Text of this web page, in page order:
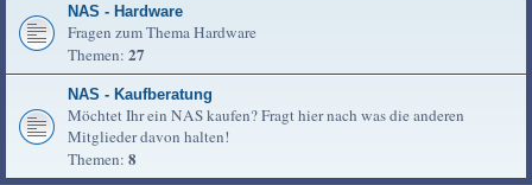
NAS - Hardware
Fragen zum Thema Hardware
Themen: 27
NAS - Kaufberatung
Möchtet Ihr ein NAS kaufen? Fragt hier nach was die anderen
Mitglieder davon halten!
Themen: 8